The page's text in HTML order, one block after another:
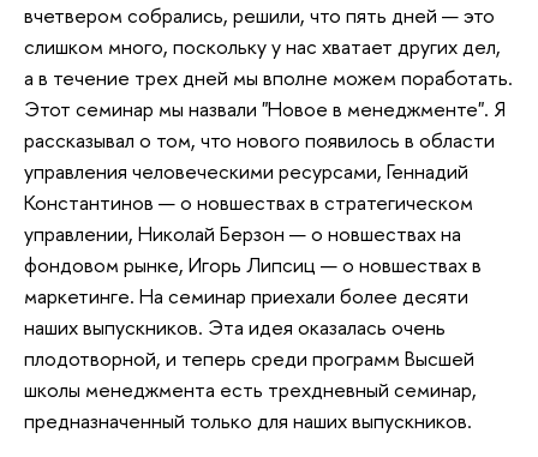
вчетвером собрались, решили, что пять дней — это
слишком много, поскольку у нас хватает других дел,
а в течение трех дней мы вполне можем поработать.
Этот семинар мы назвали "Новое в менеджменте". Я
рассказывал о том, что нового появилось в области
управления человеческими ресурсами, Геннадий
Константинов — о новшествах в стратегическом
управлении, Николай Берзон — о новшествах на
фондовом рынке, Игорь Липсиц — о новшествах в
маркетинге. На семинар приехали более десяти
наших выпускников. Эта идея оказалась очень
плодотворной, и теперь среди программ Высшей
школы менеджмента есть трехдневный семинар,
предназначенный только для наших выпускников.